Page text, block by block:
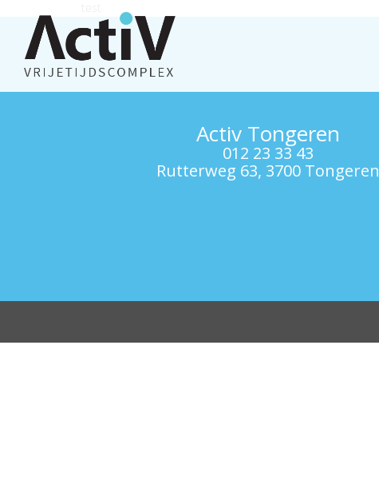
Activ Tongeren
012 23 33 43
Rutterweg 63, 3700 Tongeren